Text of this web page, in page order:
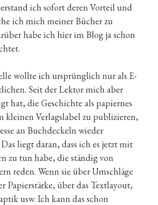
ich sofort deren Vorteil und
ich mich meiner Bücher zu
habe ich hier im Blog ja schon
wollte ich ursprünglich nur als E-
Seit der Lektor mich aber
hat, die Geschichte als papiernes
kleinen Verlagslabel zu publizieren,
an Buchdeckeln wieder
liegt daran, dass ich es jetzt mit
zu tun habe, die ständig von
reden. Wenn sie über Umschläge
Papierstärke, über das Textlayout,
usw. Ich kann das schon